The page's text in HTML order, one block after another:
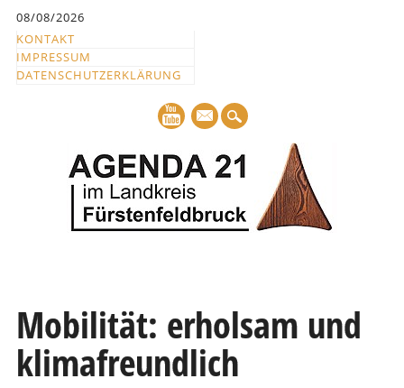
springen
08/08/2026
KONTAKT
IMPRESSUM
DATENSCHUTZERKLÄRUNG
zum
Text
Mobilität: erholsam und
klimafreundlich